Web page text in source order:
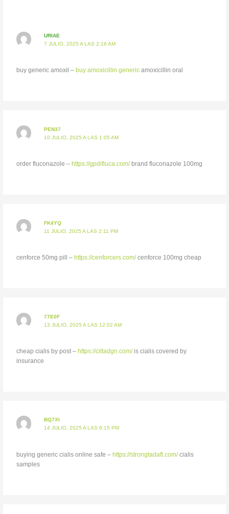
URIAE
7 JULIO, 2025 A LAS 2:16 AM
buy generic amoxil – buy amoxicillin genericamoxicillin oral
PEN37
10 JULIO, 2025 A LAS 1:05 AM
order fluconazole – https://gpdifluca.com/brand fluconazole 100mg
FK4YQ
11 JULIO, 2025 A LAS 2:11 PM
cenforce 50mg pill – https://cenforcers.com/cenforce 100mg cheap
77E0F
13 JULIO, 2025 A LAS 12:02 AM
cheap cialis by post – https://ciltadgn.com/is cialis covered by
insurance
BQ7XI
14 JULIO, 2025 A LAS 6:15 PM
buying generic cialis online safe – https://strongtadafl.com/cialis
samples